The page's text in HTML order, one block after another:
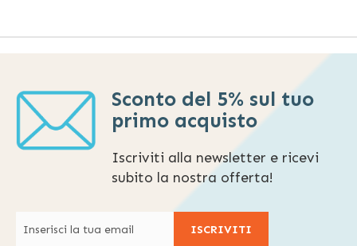
Sconto del 5% sul tuo
primo acquisto
Iscriviti alla newsletter e ricevi
subito la nostra offerta!
ISCRIVITI